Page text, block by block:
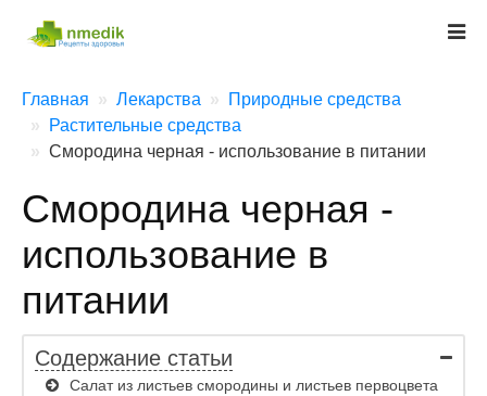
Главная Лекарства
Природные средства
Растительные средства
Смородина черная - использование в питании
Смородина черная -
использование в
питании
Содержание статьи
Салат из листьев смородины и листьев первоцвета